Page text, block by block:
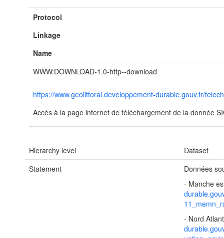
Protocol
Linkage
Name
WWW:DOWNLOAD-1.0-http--download
https://www.geolittoral.developpement-durable.gouv.fr/
Accès à la page internet de téléchargement de la donnée
Hierarchy level
Dataset
Statement
Données
- Manche
- Nord